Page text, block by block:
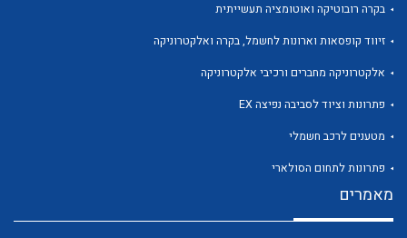
לכל מוצרי היצרן
בקרה רובוטיקה ואוטומציה תעשייתית
זיווד קופסאות וארונות לחשמל, בקרה ואלקטרוניקה
אלקטרוניקה מחברים ורכיבי אלקטרוניקה
פתרונות וציוד לסביבה נפיצה EX
מטענים לרכב חשמלי
פתרונות לתחום הסולארי
מאמרים